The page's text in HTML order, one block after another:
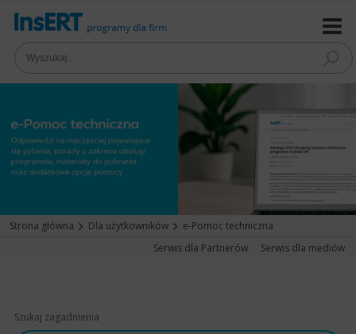
Strona główna Dla użytkowników
e-Pomoc techniczna
Serwis dla Partnerów
Serwis dla mediów
Szukaj zagadnienia